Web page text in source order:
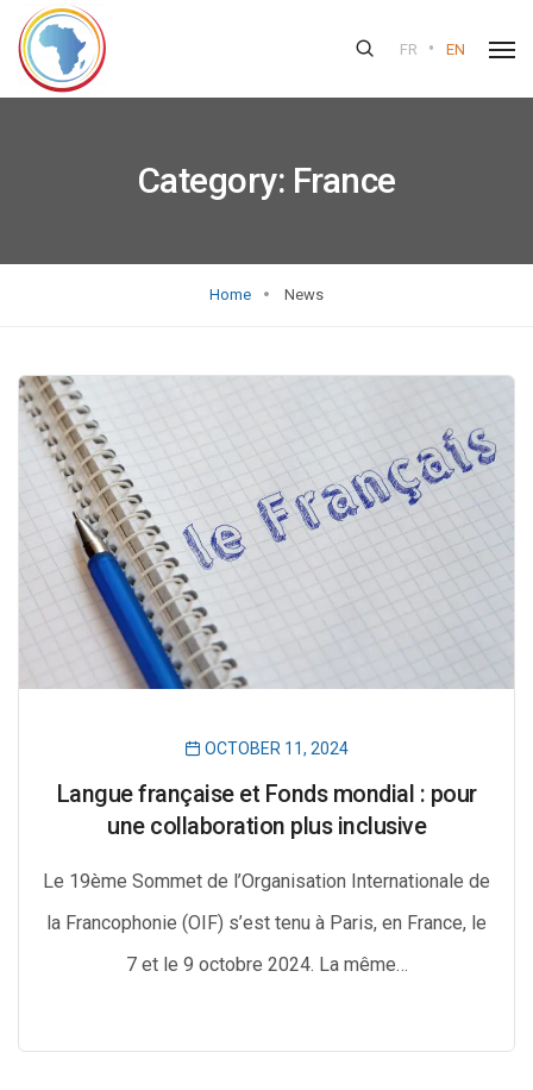
FR • EN
Category: France
Home News
OCTOBER 11, 2024
Langue française et Fonds mondial : pour
une collaboration plus inclusive
Le 19ème Sommet de l’Organisation Internationale de
la Francophonie (OIF) s’est tenu à Paris, en France, le
7 et le 9 octobre 2024. La même…